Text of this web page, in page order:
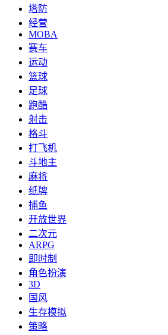
塔防
经营
MOBA
赛车
运动
篮球
足球
跑酷
射击
格斗
打飞机
斗地主
麻将
纸牌
捕鱼
开放世界
二次元
ARPG
即时制
角色扮演
3D
国风
生存模拟
策略